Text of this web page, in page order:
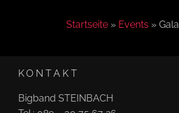
Startseite » Events »
KONTAKT
Bigband STEINBACH